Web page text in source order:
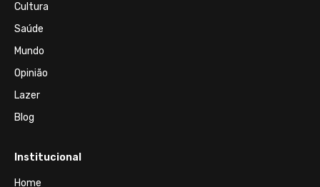
Cultura
Saúde
Mundo
Opinião
Lazer
Blog
Institucional
Home